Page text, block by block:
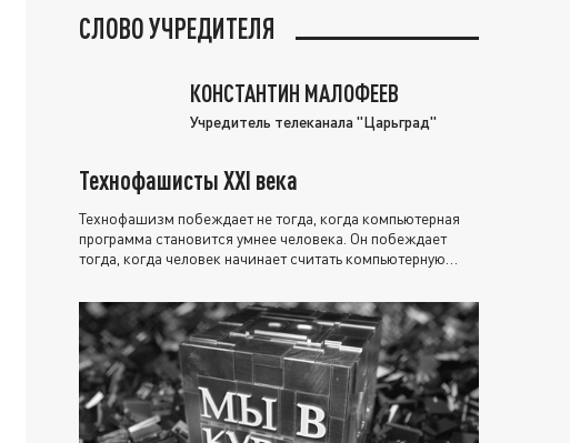
СЛОВО УЧРЕДИТЕЛЯ
КОНСТАНТИН МАЛОФЕЕВ
Учредитель телеканала "Царьград"
Технофашисты XXI века
Технофашизм побеждает не тогда, когда компьютерная
программа становится умнее человека. Он побеждает
тогда, когда человек начинает считать компьютерную